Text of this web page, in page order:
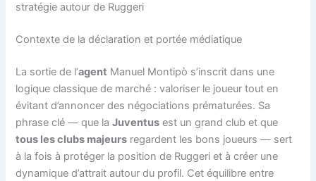
stratégie autour de Ruggeri
Contexte de la déclaration et portée médiatique
La sortie de l’agent Manuel Montipò s’inscrit dans une
logique classique de marché : valoriser le joueur tout en
évitant d’annoncer des négociations prématurées. Sa
phrase clé — que laJuventus est un grand club et que
tous les clubs majeurs regardent les bons joueurs — sert
à la fois à protéger la position de Ruggeri et à créer une
dynamique d’attrait autour du profil. Cet équilibre entre